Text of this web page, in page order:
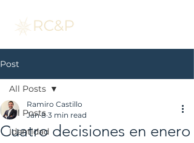
Post
All Posts
Identidad
All Posts
Cuatro decisiones en enero
Ramiro Castillo
Jan 8 3 min read